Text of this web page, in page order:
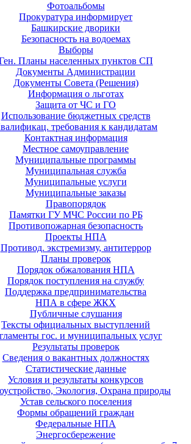
Фотоальбомы
Прокуратура информирует
Башкирские дворики
Безопасность на водоемах
Выборы
Планы населенных пунктов СП
Документы Администрации
Документы Совета (Решения)
Информация о льготах
Защита от ЧС и ГО
Использование бюджетных средств
требования к кандидатам
Контактная информация
Местное самоуправление
Муниципальные программы
Муниципальная служба
Муниципальные услуги
Муниципальные заказы
Правопорядок
Памятки ГУ МЧС России по РБ
Противопожарная безопасность
Проекты НПА
Противод. экстремизму, антитеррор
Планы проверок
Порядок обжалования НПА
Порядок поступления на службу
Поддержка предпринимательства
НПА в сфере ЖКХ
Публичные слушания
Тексты официальных выступлений
гос. и муниципальных услуг
Результаты проверок
Сведения о вакантных должностях
Статистические данные
Условия и результаты конкурсов
Экология, Охрана природы
Устав сельского поселения
Формы обращений граждан
Федеральные НПА
Энергосбережение